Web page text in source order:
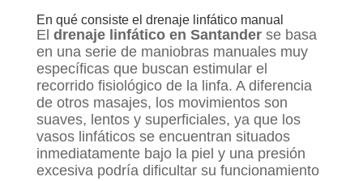
En qué consiste el drenaje linfático manual
El drenaje linfático en Santanderse basa
en una serie de maniobras manuales muy
específicas que buscan estimular el
recorrido fisiológico de la linfa. A diferencia
de otros masajes, los movimientos son
suaves, lentos y superficiales, ya que los
vasos linfáticos se encuentran situados
inmediatamente bajo la piel y una presión
excesiva podría dificultar su funcionamiento